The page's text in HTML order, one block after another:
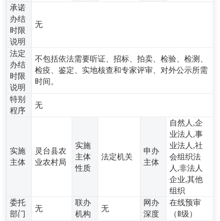
承诺
办结
时限
说明
无
法定
办结
时限
说明
不包括依法需要听证、招标、拍卖、检验、检测、
检疫、鉴定、实地核查和专家评审、对外公示所需
时间。
特别
程序
无
实施
主体
灵台县农
业农村局
实施
主体
性质
法定机关
申办
主体
自然人,企
业法人,事
业法人,社
会组织法
人,非法人
企业,其他
组织
委托
部门
无
联办
机构
无
网办
深度
在线预审
（Ⅱ级）